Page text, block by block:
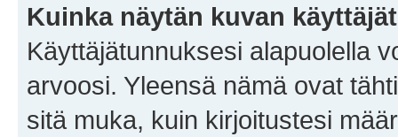
Kuinka näytän kuvan
Käyttäjätunnuksesi alapuolella
arvoosi. Yleensä nämä ovat
sitä muka, kuin kirjoitustesi